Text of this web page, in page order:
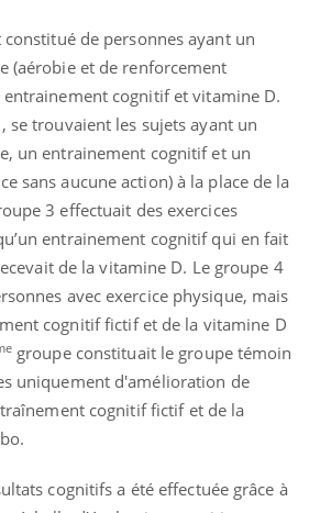
de personnes ayant un
(aérobie et de renforcement
entrainement cognitif et vitamine D.
se trouvaient les sujets ayant un
un entrainement cognitif et un
sans aucune action) à la place de la
3 effectuait des exercices
entrainement cognitif qui en fait
de la vitamine D. Le groupe 4
avec exercice physique, mais
cognitif fictif et de la vitamine D
groupe constituait le groupe témoin
uniquement d'amélioration de
cognitif fictif et de la
cognitifs a été effectuée grâce à